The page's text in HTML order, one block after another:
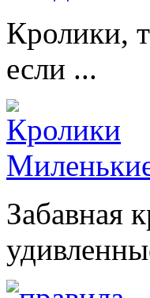
Кролики,
если ...
Забавная